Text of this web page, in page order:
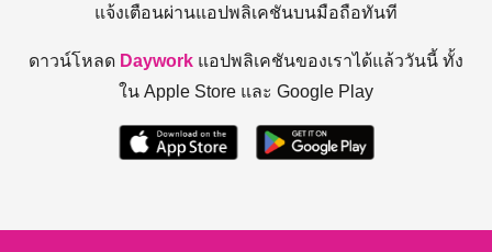
แจ้งเตือนผ่านแอปพลิเคชันบนมือถือทันที
ดาวน์โหลด Daywork แอปพลิเคชันของเราได้แล้ววันนี้ ทั้ง
ใน Apple Store และ Google Play